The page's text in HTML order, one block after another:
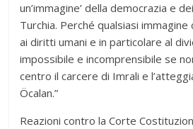
un’immagine’ della democrazia e
Turchia. Perché qualsiasi
ai diritti umani e in particolare al
impossibile e incomprensibile se
centro il carcere di Imrali e
Öcalan.”
Reazioni contro la Corte